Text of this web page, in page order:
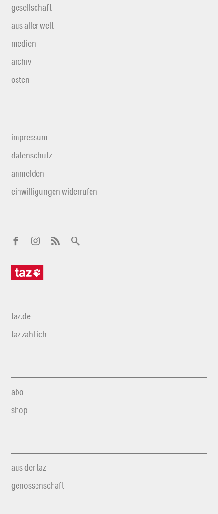
gesellschaft
aus aller welt
medien
archiv
osten
impressum
datenschutz
anmelden
einwilligungen widerrufen
taz.de
taz zahl ich
abo
shop
aus der taz
genossenschaft